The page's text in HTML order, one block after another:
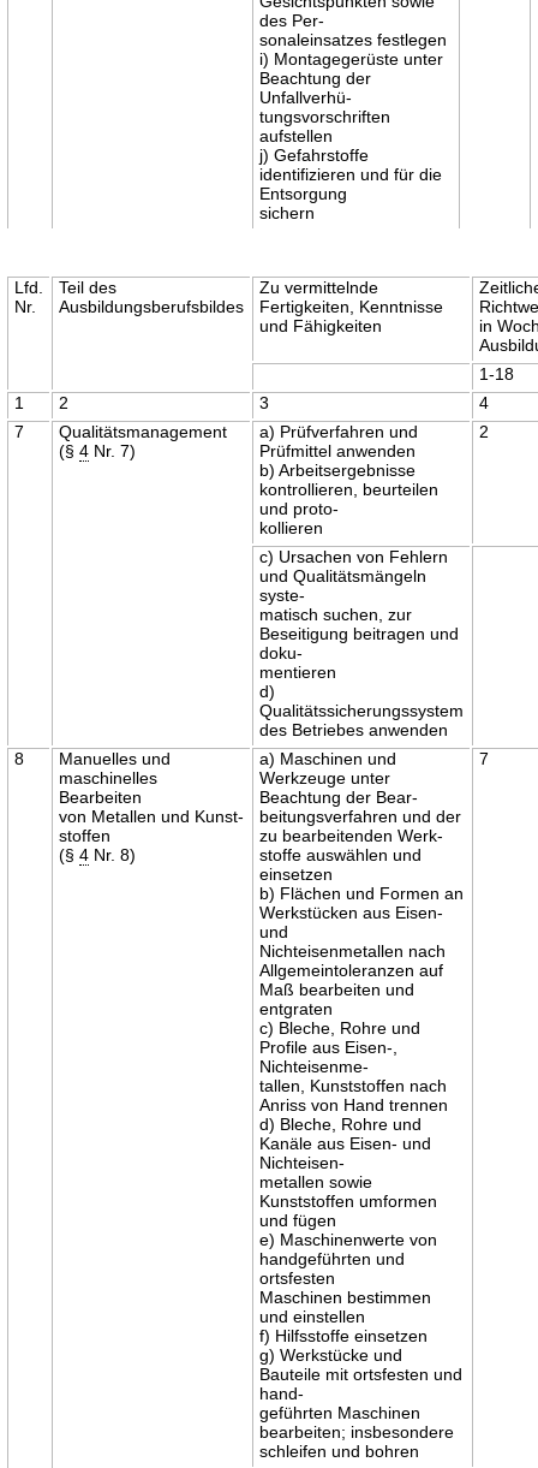
des Per-
sonaleinsatzes festlegen
i) Montagegerüste unter
Beachtung der
Unfallverhü-
tungsvorschriften
aufstellen
j) Gefahrstoffe
identifizieren und für die
Entsorgung
sichern
Lfd.
Nr.
Teil des
Ausbildungsberufsbildes
Zu vermittelnde
Fertigkeiten, Kenntnisse
und Fähigkeiten
in
1-18
1
2 3
4
7
Qualitätsmanagement
(§4 Nr. 7)
a) Prüfverfahren und
Prüfmittel anwenden
b) Arbeitsergebnisse
kontrollieren, beurteilen
und proto-
kollieren
2
c) Ursachen von Fehlern
und Qualitätsmängeln
syste-
matisch suchen, zur
Beseitigung beitragen und
doku-
mentieren
d)
Qualitätssicherungssystem
des Betriebes anwenden
8
Manuelles und
maschinelles
Bearbeiten
von Metallen und Kunst-
stoffen
(§4 Nr. 8)
a) Maschinen und
Werkzeuge unter
Beachtung der Bear-
beitungsverfahren und der
zu bearbeitenden Werk-
stoffe auswählen und
einsetzen
b) Flächen und Formen an
Werkstücken aus Eisen-
und
Nichteisenmetallen nach
Allgemeintoleranzen auf
Maß bearbeiten und
entgraten
c) Bleche, Rohre und
Profile aus Eisen-,
Nichteisenme-
tallen, Kunststoffen nach
Anriss von Hand trennen
d) Bleche, Rohre und
Kanäle aus Eisen- und
Nichteisen-
metallen sowie
Kunststoffen umformen
und fügen
e) Maschinenwerte von
handgeführten und
ortsfesten
Maschinen bestimmen
und einstellen
f) Hilfsstoffe einsetzen
g) Werkstücke und
Bauteile mit ortsfesten und
hand-
geführten Maschinen
bearbeiten; insbesondere
schleifen und bohren
7